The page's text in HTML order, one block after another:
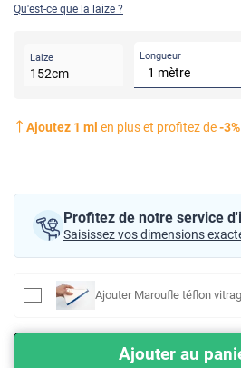
Qu'est-ce que la laize ?
Laize
152cm
Longueur
Ajoutez 1 ml en plus et profitez de-3%
Profitez de notre service
Saisissez vos dimensions
Ajouter Maroufle téflon
Ajouter au